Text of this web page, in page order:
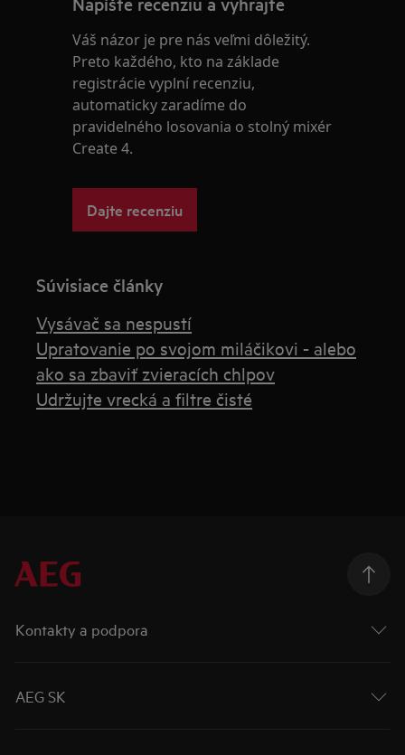
Váš názor je pre nás veľmi dôležitý.
Preto každého, kto na základe
registrácie vyplní recenziu,
automaticky zaradíme do
pravidelného losovania o stolný mixér
Create 4.
Dajte recenziu
Súvisiace články
Vysávač sa nespustí
Upratovanie po svojom miláčikovi - alebo
ako sa zbaviť zvieracích chlpov
Udržujte vrecká a filtre čisté
Kontakty a podpora
AEG SK